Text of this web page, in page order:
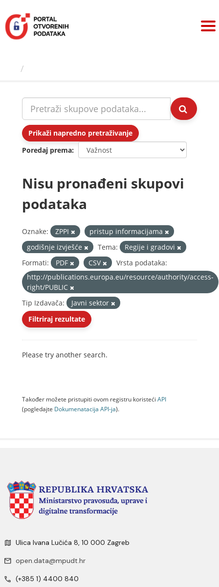
sadržaj
Prikaži napredno pretraživanje
Poredaj prema
Nisu pronađeni skupovi
podataka
Oznake: ZPPI
pristup informacijama
godišnje izvješće
Tema:
Regije i gradovi
Formati:
PDF CSV
Vrsta podataka:
http://publications.europa.eu/resource/authority/access-
right/PUBLIC
Tip Izdavača:
Javni sektor
Filtriraj rezultate
Please try another search.
Također možete pristupiti ovom registru koristeći API
(pogledajte Dokumenаtаcijа API-jа).